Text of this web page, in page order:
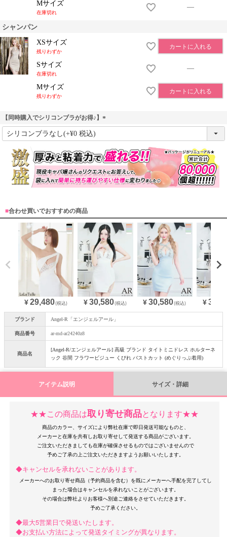
Mサイズ
在庫切れ
—
シャンパン
XSサイズ
残りわずか
カートに入れる
Sサイズ
在庫切れ
—
Mサイズ
残りわずか
カートに入れる
【同時購入でシリコンブラがお得♪】
(
)
■合わせ買いでおすすめの商品
¥29,480(税込) ¥30,580(税込) ¥ 30,580(税込) ¥
ブランド Angel-R「エンジェルアール」
商品番号 ar-md-ar24240z8
商品名
[Angel-R/エンジェルアール] 高級 ブランド タイトミニドレス ホルターネ
ック 谷間 フラワービジュー くびれ バストカット (めぐりっぷ着用)
アイテム説明 サイズ・詳細
★★この商品は取り寄せ商品となります★★
商品のカラー、サイズにより弊社在庫で即日発送可能なものと、
メーカーと在庫を共有しお取り寄せして発送する商品がございます。
ご注文いただきましても在庫が確保させるものではございませんので
◆キャンセルを承れないことがあります。
メーカーへのお取り寄せ商品（予約商品を含む）を既にメーカーへ手配を完了してし
まった場合はキャンセルを承れないことがございます。
その場合は弊社よりお客様へ別途ご連絡をさせていただきます。
◆最大5営業日で発送いたします。
◆お支払い方法によって発送タイミングが異なります。